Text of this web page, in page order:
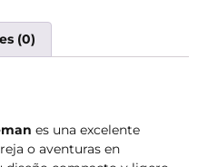
(0)
es una excelente
o aventuras en